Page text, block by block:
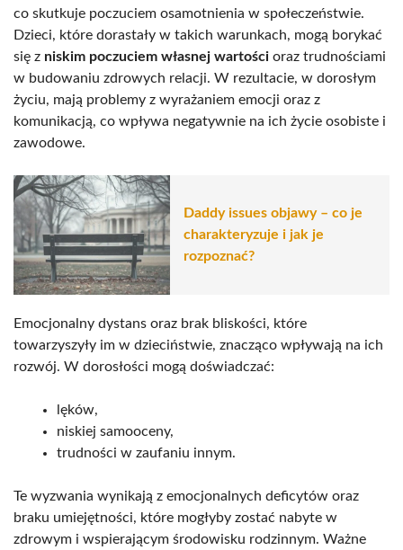
co skutkuje poczuciem osamotnienia w społeczeństwie.
Dzieci, które dorastały w takich warunkach, mogą borykać
się z niskim poczuciem własnej wartości oraz trudnościami
w budowaniu zdrowych relacji. W rezultacie, w dorosłym
życiu, mają problemy z wyrażaniem emocji oraz z
komunikacją, co wpływa negatywnie na ich życie osobiste i
zawodowe.
Daddy issues objawy – co je
charakteryzuje i jak je
rozpoznać?
Emocjonalny dystans oraz brak bliskości, które
towarzyszyły im w dzieciństwie, znacząco wpływają na ich
rozwój. W dorosłości mogą doświadczać:
lęków,
niskiej samooceny,
trudności w zaufaniu innym.
Te wyzwania wynikają z emocjonalnych deficytów oraz
braku umiejętności, które mogłyby zostać nabyte w
zdrowym i wspierającym środowisku rodzinnym. Ważne